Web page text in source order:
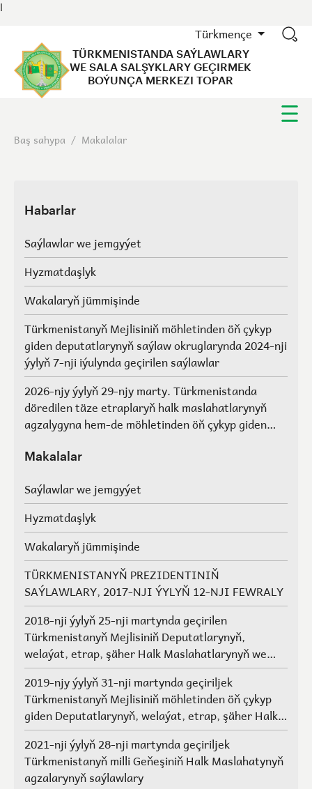
l
Türkmençe
TÜRKMENISTANDA SAÝLAWLARY
WE SALA SALŞYKLARY GEÇIRMEK
BOÝUNÇA MERKEZI TOPAR
Baş sahypa / Makalalar
Habarlar
Saýlawlar we jemgyýet
Hyzmatdaşlyk
Wakalaryň jümmişinde
Türkmenistanyň Mejlisiniň möhletinden öň çykyp
giden deputatlarynyň saýlaw okruglarynda 2024-nji
ýylyň 7-nji iýulynda geçirilen saýlawlar
2026-njy ýylyň 29-njy marty. Türkmenistanda
döredilen täze etraplaryň halk maslahatlarynyň
agzalygyna hem-de möhletinden öň çykyp giden
maslahatlarynyň we Geňeşleriň agzalarynyň ýerine
Makalalar
Saýlawlar we jemgyýet
Hyzmatdaşlyk
Wakalaryň jümmişinde
TÜRKMENISTANYŇ PREZIDENTINIŇ
SAÝLAWLARY, 2017-NJI ÝYLYŇ 12-NJI FEWRALY
2018-nji ýylyň 25-nji martynda geçirilen
Türkmenistanyň Mejlisiniň Deputatlarynyň,
welaýat, etrap, şäher Halk Maslahatlarynyň we
Geňeşleriň agzalarynyň saýlawlary.
2019-njy ýylyň 31-nji martynda geçiriljek
Türkmenistanyň Mejlisiniň möhletinden öň çykyp
giden Deputatlarynyň, welaýat, etrap, şäher Halk
Maslahatlarynyň we Geňeşleriň agzalarynyň ýerine
saýlawlar
2021-nji ýylyň 28-nji martynda geçiriljek
Türkmenistanyň milli Geňeşiniň Halk Maslahatynyň
agzalarynyň saýlawlary